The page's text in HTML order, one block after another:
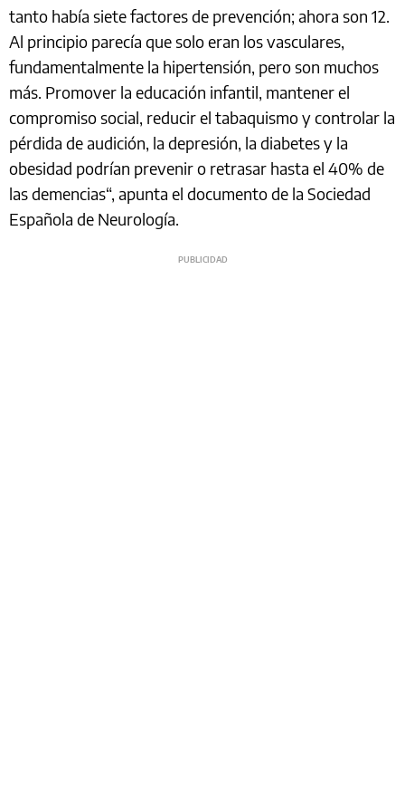
tanto había siete factores de prevención; ahora son 12.
Al principio parecía que solo eran los vasculares,
fundamentalmente la hipertensión, pero son muchos
más. Promover la educación infantil, mantener el
compromiso social, reducir el tabaquismo y controlar la
pérdida de audición, la depresión, la diabetes y la
obesidad podrían prevenir o retrasar hasta el 40% de
las demencias“, apunta el documento de la Sociedad
Española de Neurología.